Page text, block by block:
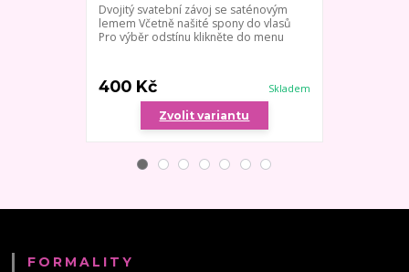
Dvojitý svatební závoj se saténovým
lemem Včetně našité spony do vlasů
Pro výběr odstínu klikněte do menu
400 Kč Skladem
Zvolit variantu
FORMALITY